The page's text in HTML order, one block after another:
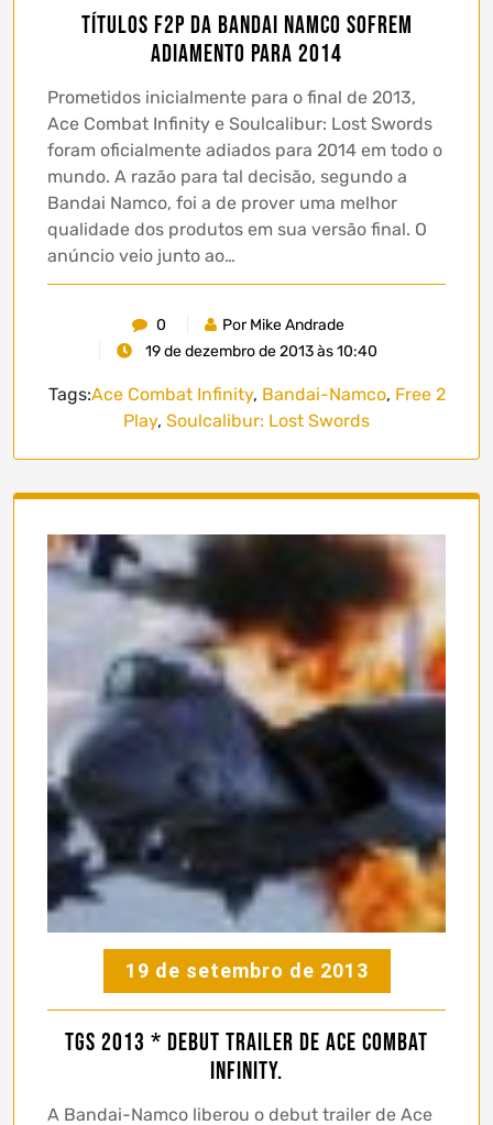
Títulos F2P da Bandai Namco sofrem
adiamento para 2014
Prometidos inicialmente para o final de 2013,
Ace Combat Infinity e Soulcalibur: Lost Swords
foram oficialmente adiados para 2014 em todo o
mundo. A razão para tal decisão, segundo a
Bandai Namco, foi a de prover uma melhor
qualidade dos produtos em sua versão final. O
anúncio veio junto ao…
0
Por Mike Andrade
19 de dezembro de 2013 às 10:40
Tags:Ace Combat Infinity, Bandai-Namco, Free 2
Play, Soulcalibur: Lost Swords
19 de setembro de 2013
TGS 2013 * Debut trailer de Ace Combat
Infinity.
A Bandai-Namco liberou o debut trailer de Ace